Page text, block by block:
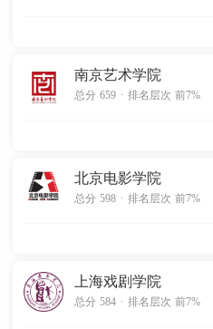
南京艺术学院
总分 659 . 排名层次 前7%
北京电影学院
总分 598 . 排名层次 前7%
上海戏剧学院
总分 584 . 排名层次 前7%